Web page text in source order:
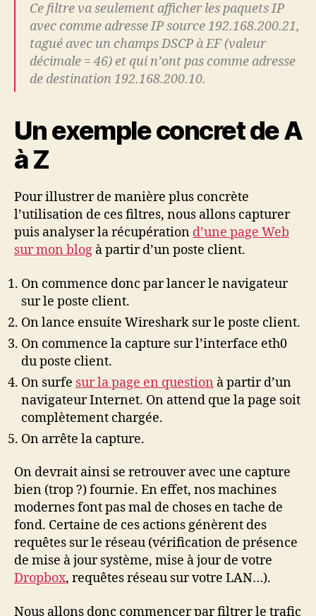
Ce filtre va seulement afficher les paquets IP
avec comme adresse IP source 192.168.200.21,
tagué avec un champs DSCP à EF (valeur
décimale = 46) et qui n’ont pas comme adresse
de destination 192.168.200.10.
Un exemple concret de A
à Z
Pour illustrer de manière plus concrète
l’utilisation de ces filtres, nous allons capturer
puis analyser la récupération d’une page Web
sur mon blog à partir d’un poste client.
On commence donc par lancer le navigateur
sur le poste client.
On lance ensuite Wireshark sur le poste client.
On commence la capture sur l’interface eth0
du poste client.
On surfe sur la page en question à partir d’un
navigateur Internet. On attend que la page soit
complètement chargée.
On arrête la capture.
On devrait ainsi se retrouver avec une capture
bien (trop ?) fournie. En effet, nos machines
modernes font pas mal de choses en tache de
fond. Certaine de ces actions génèrent des
requêtes sur le réseau (vérification de présence
de mise à jour système, mise à jour de votre
Dropbox, requêtes réseau sur votre LAN…).
Nous allons donc commencer par filtrer le trafic